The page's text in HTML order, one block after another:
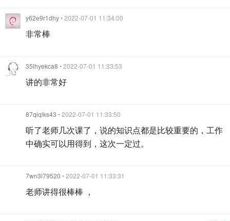
y62e9r1dhy• 2022-07-01 11:34:00
非常棒
35lhyekca8 • 2022-07-01 11:33:53
讲的非常好
87qlqlks43 • 2022-07-01 11:33:50
听了老师几次课了，说的知识点都是比较重要的，工作
中确实可以用得到，这次一定过。
7wn3i79520 • 2022-07-01 11:33:31
老师讲得很棒棒 ，